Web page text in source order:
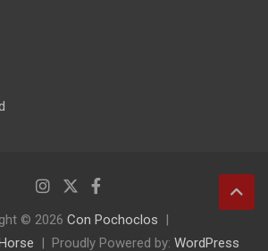
© 2026 Con Pochoclos
Proudly Powered by: WordPress